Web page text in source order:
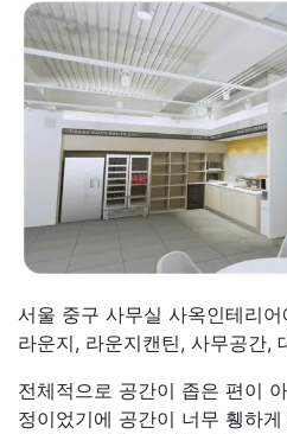
서울 중구 사무실 사옥인테리
라운지, 라운지캔틴, 사무공간,
전체적으로 공간이 좁은 편이
정이었기에 공간이 너무 휑하